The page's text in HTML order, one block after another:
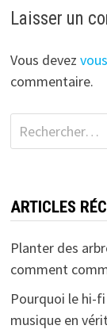
Laisser un
Vous devez
commentaire.
Rechercher :
ARTICLES
Planter des
comment
Pourquoi le hi-
musique en